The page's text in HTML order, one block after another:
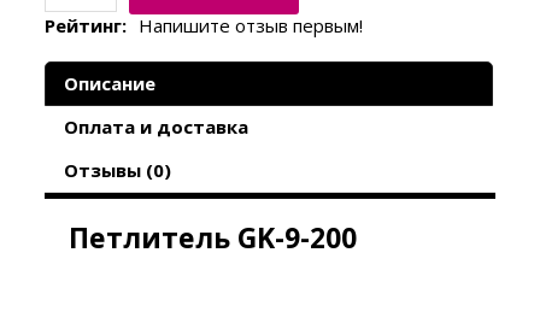
Рейтинг: Напишите отзыв первым!
Описание
Оплата и доставка
Отзывы (0)
Петлитель GK-9-200